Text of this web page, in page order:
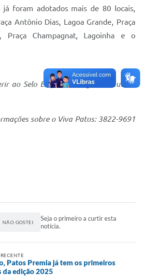
já foram adotados mais de 80 locais,
Antônio Dias, Lagoa Grande, Praça
Praça Champagnat, Lagoinha e o
ao Selo Empresa Amiga da Mulher:
sobre o Viva Patos: 3822-9691
NÃO GOSTEI
Seja o primeiro a curtir esta
notícia.
Patos Premia já tem os primeiros
da edição 2025